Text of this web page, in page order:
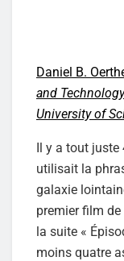
Daniel B.
and Technology
University of
Il y a tout juste
utilisait la
galaxie
premier film de
la suite «
moins quatre